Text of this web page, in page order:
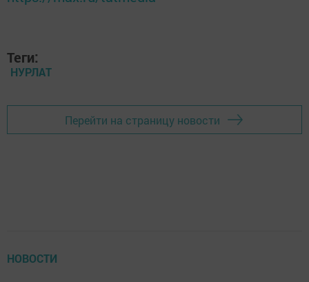
Теги:
НУРЛАТ
Перейти на страницу новости
НОВОСТИ